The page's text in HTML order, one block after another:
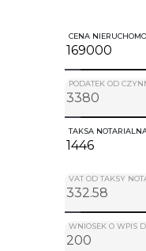
CENA
PODATEK OD
TAKSA
VAT OD TAKSY
WNIOSEK O WPIS